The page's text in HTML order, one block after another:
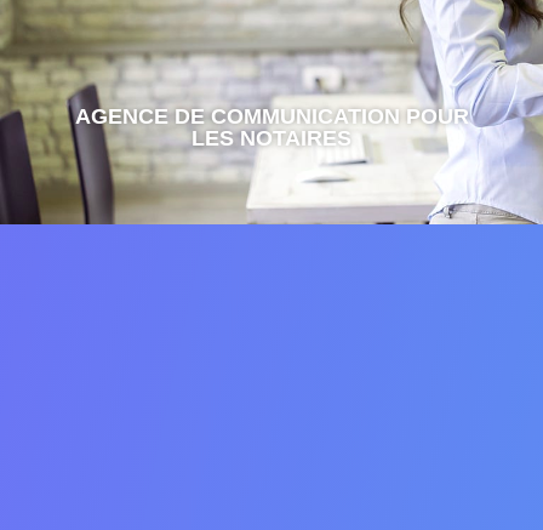
AGENCE DE COMMUNICATION POUR
LES NOTAIRES